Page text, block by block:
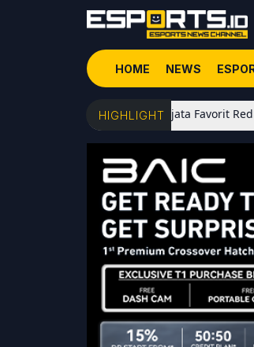
HOME NEWS
HIGHLIGHT
5 Senjata Favorit RedFace di